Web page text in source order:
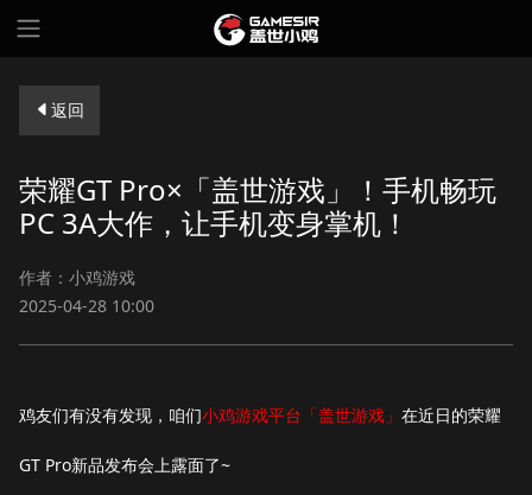
返回
荣耀GT Pro×「盖世游戏」！手机畅玩
PC 3A大作，让手机变身掌机！
作者：小鸡游戏
2025-04-28 10:00
鸡友们有没有发现，咱们小鸡游戏平台「盖世游戏」 在近日的荣耀
GT Pro新品发布会上露面了~